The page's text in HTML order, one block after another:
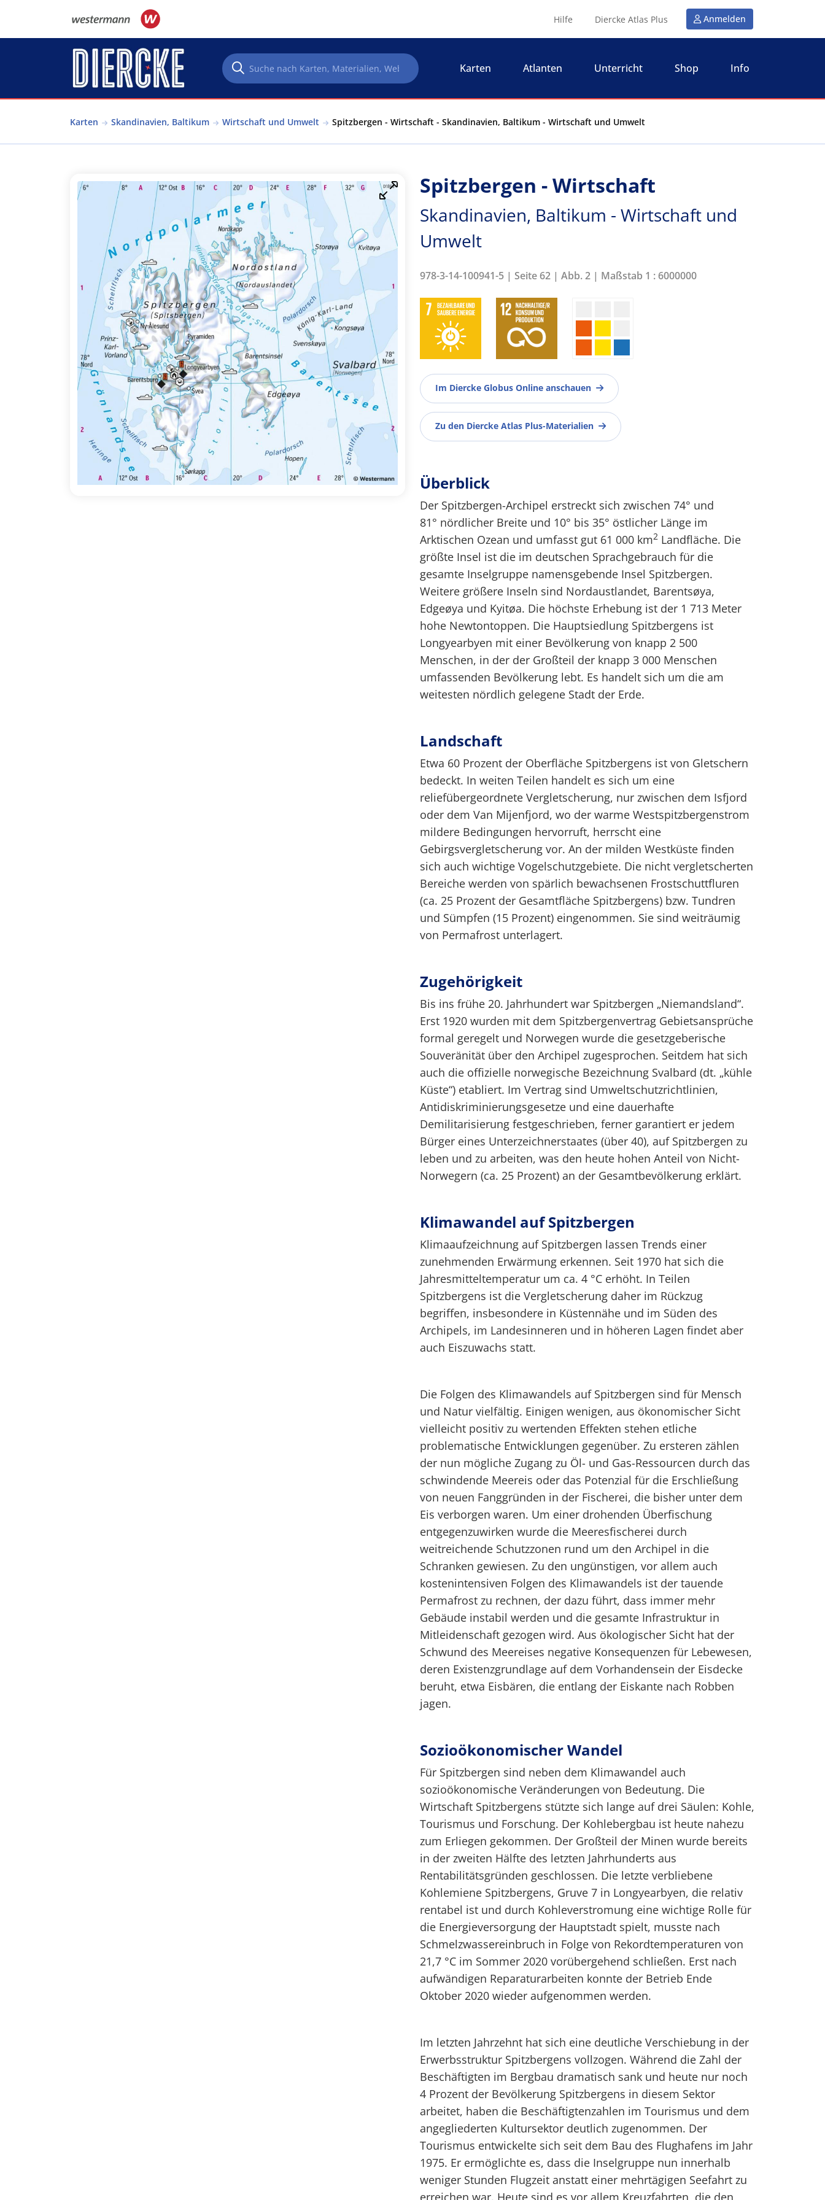
Hilfe Diercke Atlas Plus Anmelden
Karten Atlanten Unterricht Shop Info
Karten Skandinavien, Baltikum Wirtschaft und Umwelt Spitzbergen - Wirtschaft - Skandinavien, Baltikum - Wirtschaft und Umwelt
Spitzbergen - Wirtschaft
Skandinavien, Baltikum - Wirtschaft und
Umwelt
978-3-14-100941-5 | Seite 62 | Abb. 2 | Maßstab 1 : 6000000
Im Diercke Globus Online anschauen
Zu den Diercke Atlas Plus-Materialien
Überblick
Der Spitzbergen-Archipel erstreckt sich zwischen 74° und
81° nördlicher Breite und 10° bis 35° östlicher Länge im
Arktischen Ozean und umfasst gut 61 000 km2 Landfläche. Die
größte Insel ist die im deutschen Sprachgebrauch für die
gesamte Inselgruppe namensgebende Insel Spitzbergen.
Weitere größere Inseln sind Nordaustlandet, Barentsøya,
Edgeøya und Kyitøa. Die höchste Erhebung ist der 1 713 Meter
hohe Newtontoppen. Die Hauptsiedlung Spitzbergens ist
Longyearbyen mit einer Bevölkerung von knapp 2 500
Menschen, in der der Großteil der knapp 3 000 Menschen
umfassenden Bevölkerung lebt. Es handelt sich um die am
weitesten nördlich gelegene Stadt der Erde.
Landschaft
Etwa 60 Prozent der Oberfläche Spitzbergens ist von Gletschern
bedeckt. In weiten Teilen handelt es sich um eine
reliefübergeordnete Vergletscherung, nur zwischen dem Isfjord
oder dem Van Mijenfjord, wo der warme Westspitzbergenstrom
mildere Bedingungen hervorruft, herrscht eine
Gebirgsvergletscherung vor. An der milden Westküste finden
sich auch wichtige Vogelschutzgebiete. Die nicht vergletscherten
Bereiche werden von spärlich bewachsenen Frostschuttfluren
(ca. 25 Prozent der Gesamtfläche Spitzbergens) bzw. Tundren
und Sümpfen (15 Prozent) eingenommen. Sie sind weiträumig
von Permafrost unterlagert.
Zugehörigkeit
Bis ins frühe 20. Jahrhundert war Spitzbergen „Niemandsland“.
Erst 1920 wurden mit dem Spitzbergenvertrag Gebietsansprüche
formal geregelt und Norwegen wurde die gesetzgeberische
Souveränität über den Archipel zugesprochen. Seitdem hat sich
auch die offizielle norwegische Bezeichnung Svalbard (dt. „kühle
Küste“) etabliert. Im Vertrag sind Umweltschutzrichtlinien,
Antidiskriminierungsgesetze und eine dauerhafte
Demilitarisierung festgeschrieben, ferner garantiert er jedem
Bürger eines Unterzeichnerstaates (über 40), auf Spitzbergen zu
leben und zu arbeiten, was den heute hohen Anteil von Nicht-
Norwegern (ca. 25 Prozent) an der Gesamtbevölkerung erklärt.
Klimawandel auf Spitzbergen
Klimaaufzeichnung auf Spitzbergen lassen Trends einer
zunehmenden Erwärmung erkennen. Seit 1970 hat sich die
Jahresmitteltemperatur um ca. 4 °C erhöht. In Teilen
Spitzbergens ist die Vergletscherung daher im Rückzug
begriffen, insbesondere in Küstennähe und im Süden des
Archipels, im Landesinneren und in höheren Lagen findet aber
auch Eiszuwachs statt.
Die Folgen des Klimawandels auf Spitzbergen sind für Mensch
und Natur vielfältig. Einigen wenigen, aus ökonomischer Sicht
vielleicht positiv zu wertenden Effekten stehen etliche
problematische Entwicklungen gegenüber. Zu ersteren zählen
der nun mögliche Zugang zu Öl- und Gas-Ressourcen durch das
schwindende Meereis oder das Potenzial für die Erschließung
von neuen Fanggründen in der Fischerei, die bisher unter dem
Eis verborgen waren. Um einer drohenden Überfischung
entgegenzuwirken wurde die Meeresfischerei durch
weitreichende Schutzzonen rund um den Archipel in die
Schranken gewiesen. Zu den ungünstigen, vor allem auch
kostenintensiven Folgen des Klimawandels ist der tauende
Permafrost zu rechnen, der dazu führt, dass immer mehr
Gebäude instabil werden und die gesamte Infrastruktur in
Mitleidenschaft gezogen wird. Aus ökologischer Sicht hat der
Schwund des Meereises negative Konsequenzen für Lebewesen,
deren Existenzgrundlage auf dem Vorhandensein der Eisdecke
beruht, etwa Eisbären, die entlang der Eiskante nach Robben
jagen.
Sozioökonomischer Wandel
Für Spitzbergen sind neben dem Klimawandel auch
sozioökonomische Veränderungen von Bedeutung. Die
Wirtschaft Spitzbergens stützte sich lange auf drei Säulen: Kohle,
Tourismus und Forschung. Der Kohlebergbau ist heute nahezu
zum Erliegen gekommen. Der Großteil der Minen wurde bereits
in der zweiten Hälfte des letzten Jahrhunderts aus
Rentabilitätsgründen geschlossen. Die letzte verbliebene
Kohlemiene Spitzbergens, Gruve 7 in Longyearbyen, die relativ
rentabel ist und durch Kohleverstromung eine wichtige Rolle für
die Energieversorgung der Hauptstadt spielt, musste nach
Schmelzwassereinbruch in Folge von Rekordtemperaturen von
21,7 °C im Sommer 2020 vorübergehend schließen. Erst nach
aufwändigen Reparaturarbeiten konnte der Betrieb Ende
Oktober 2020 wieder aufgenommen werden.
Im letzten Jahrzehnt hat sich eine deutliche Verschiebung in der
Erwerbsstruktur Spitzbergens vollzogen. Während die Zahl der
Beschäftigten im Bergbau dramatisch sank und heute nur noch
4 Prozent der Bevölkerung Spitzbergens in diesem Sektor
arbeitet, haben die Beschäftigtenzahlen im Tourismus und dem
angegliederten Kultursektor deutlich zugenommen. Der
Tourismus entwickelte sich seit dem Bau des Flughafens im Jahr
1975. Er ermöglichte es, dass die Inselgruppe nun innerhalb
weniger Stunden Flugzeit anstatt einer mehrtägigen Seefahrt zu
erreichen war. Heute sind es vor allem Kreuzfahrten, die den